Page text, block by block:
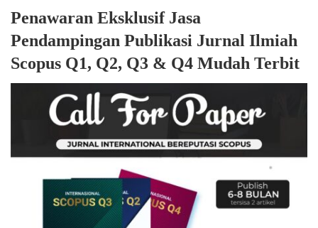
Penawaran Eksklusif Jasa
Pendampingan Publikasi Jurnal Ilmiah
Scopus Q1, Q2, Q3 & Q4 Mudah Terbit